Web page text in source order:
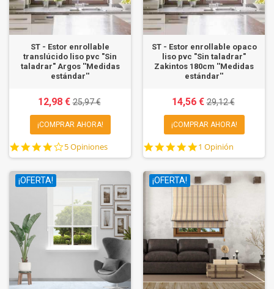
ST - Estor enrollable
translúcido liso pvc "Sin
taladrar" Argos ''Medidas
estándar''
12,98 €25,97 €
¡COMPRAR AHORA!
4.0
star
5 Opiniones
ST - Estor enrollable opaco
liso pvc "Sin taladrar"
Zakintos 180cm ''Medidas
estándar''
14,56 €29,12 €
¡COMPRAR AHORA!
5.0
star
1 Opinión
¡OFERTA! ¡OFERTA!